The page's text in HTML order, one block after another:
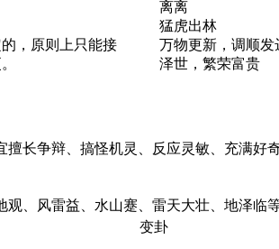
，原则上只能接
离离
猛虎出林
万物更新，调顺发
泽世，繁荣富贵
擅长争辩、搞怪机灵、反应灵敏、充满
、风雷益、水山蹇、雷天大壮、地泽临
变卦